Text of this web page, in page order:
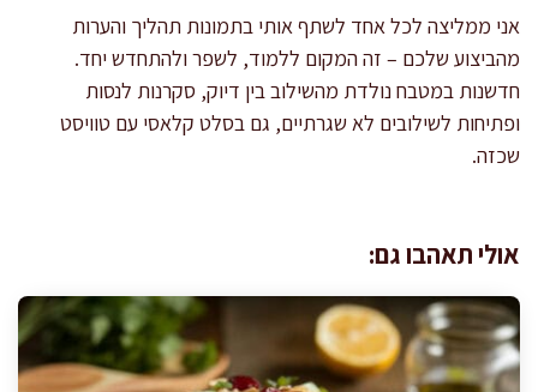
אני ממליצה לכל אחד לשתף אותי בתמונות תהליך והערות
מהביצוע שלכם – זה המקום ללמוד, לשפר ולהתחדש יחד.
חדשנות במטבח נולדת מהשילוב בין דיוק, סקרנות לנסות
ופתיחות לשילובים לא שגרתיים, גם בסלט קלאסי עם טוויסט
שכזה.
אולי תאהבו גם: